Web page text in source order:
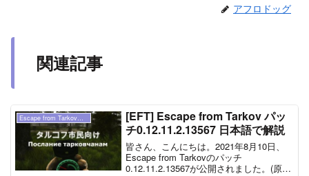
アフロドッグ
関連記事
Escape from Tarkov（ タルコフ ）
[EFT] Escape from Tarkov パッ
チ0.12.11.2.13567 日本語で解説
皆さん、こんにちは。2021年8月10日、
Escape from Tarkovのパッチ
0.12.11.2.13567が公開されました。(原